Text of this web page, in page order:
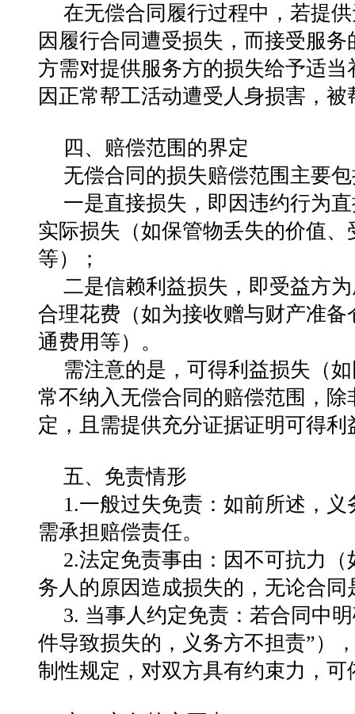
在无偿合同履行过程中，若提
因履行合同遭受损失，而接受服
方需对提供服务方的损失给予适
因正常帮工活动遭受人身损害，
四、赔偿范围的界定
无偿合同的损失赔偿范围主要
一是直接损失，即因违约行为
实际损失（如保管物丢失的价值
等）；
二是信赖利益损失，即受益方
合理花费（如为接收赠与财产准
通费用等）。
需注意的是，可得利益损失（
常不纳入无偿合同的赔偿范围，
定，且需提供充分证据证明可得
五、免责情形
1.一般过失免责：如前所述，
需承担赔偿责任。
2.法定免责事由：因不可抗力
务人的原因造成损失的，无论合
3. 当事人约定免责：若合同中
件导致损失的，义务方不担责”）
制性规定，对双方具有约束力，